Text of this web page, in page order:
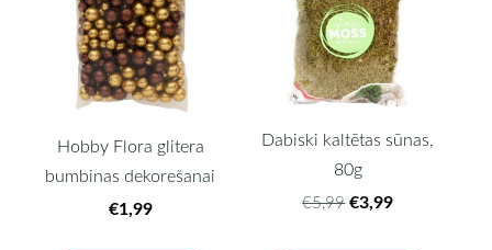
Hobby Flora glitera
bumbinas dekorešanai
€1,99
Dabiski kaltētas sūnas,
80g
€5,99 €3,99